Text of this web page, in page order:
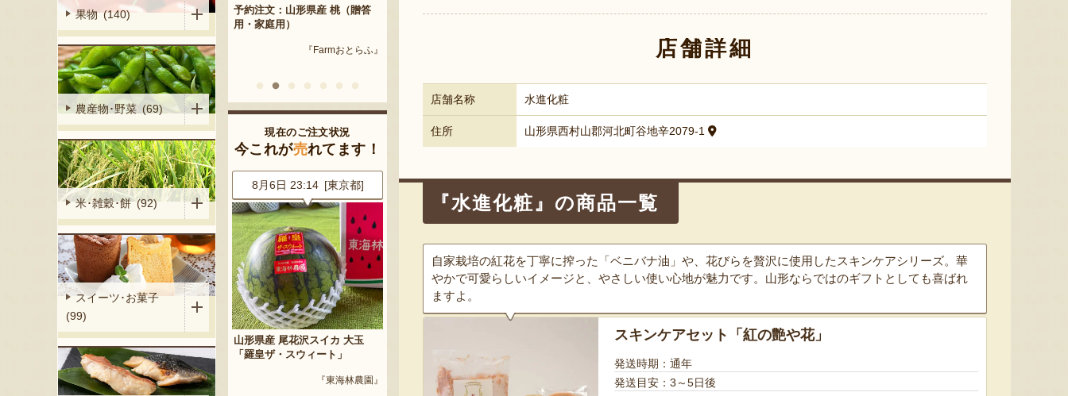
店舗詳細
店舗名称 水進化粧
住所 山形県西村山郡河北町谷地辛2079-1
『水進化粧』の商品一覧
自家栽培の紅花を丁寧に搾った「ベニバナ油」や、花びらを贅沢に使用したスキンケアシリーズ。華
やかで可愛らしいイメージと、やさしい使い心地が魅力です。山形ならではのギフトとしても喜ばれ
ますよ。
スキンケアセット「紅の艶や花」
発送時期：通年
発送目安：3～5日後
果物 (140)
農産物･野菜 (69)
米･雑穀･餅 (92)
スイーツ･お菓子
(99)
フデザイン』
予約注文：山形県産 桃（贈答
用・家庭用）
『Farmおとらふ』
米沢牛
『肉匠えんどう』
現在のご注文状況
今これが売れてます！
東海林農園』
8月6日 23:14 [東京都]
山形県産 尾花沢スイカ 大玉
「羅皇ザ・スウィート」
『東海林農園』
8月6日 23:09 [新潟県]
山形県産 種なしぶどう デラウ
ェア
『漆山果樹園』
8月6日 23:06 [山形県]
『SUN＆LIV YAMAGATA』
8月6日 23:01 [山形県]
山形県 白山産 枝豆 だだちゃ豆
『白山ちゃ茶農園』
8月6日 23:49 [鹿児島県]
山形県産 尾花沢スイカ 小玉
8月6日 23:14 [東京都]